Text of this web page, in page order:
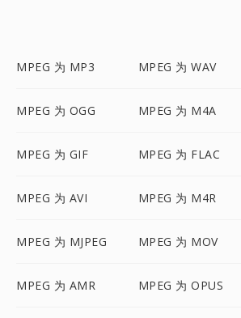
MPEG 为 MP3 MPEG 为 WAV
MPEG 为 OGG MPEG 为 M4A
MPEG 为 GIF MPEG 为 FLAC
MPEG 为 AVI MPEG 为 M4R
MPEG 为 MJPEG MPEG 为 MOV
MPEG 为 AMR MPEG 为 OPUS